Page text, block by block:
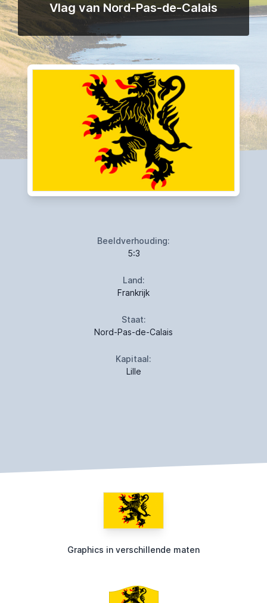
Vlag van Nord-Pas-de-Calais
Beeldverhouding:
5:3
Land:
Frankrijk
Staat:
Nord-Pas-de-Calais
Kapitaal:
Lille
Graphics in verschillende maten